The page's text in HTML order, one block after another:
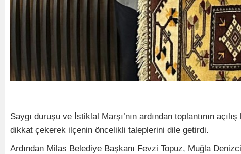
Saygı duruşu ve İstiklal Marşı’nın ardından toplantının
dikkat çekerek ilçenin öncelikli taleplerini dile getirdi.
Ardından Milas Belediye Başkanı Fevzi Topuz, Muğla